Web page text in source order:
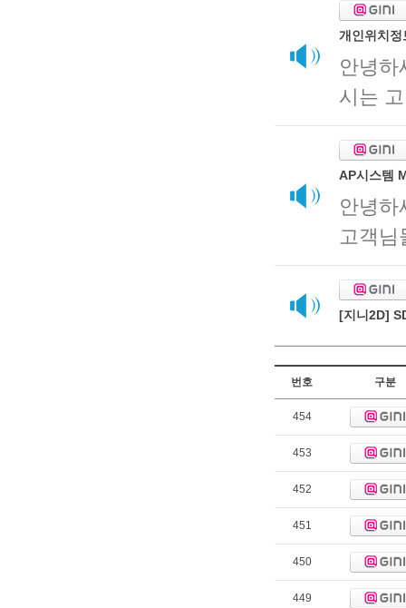
개인위치
안녕하
시는
AP시스템
안녕하
고객님
[지니2D]
번호 구분
454
453
452
451
450
449